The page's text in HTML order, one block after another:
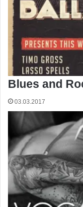
Blues and
03.03.2017